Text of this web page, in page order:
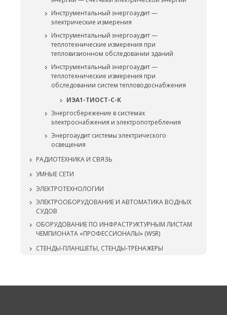
Инструментальный энергоаудит —
электрические измерения
Инструментальный энергоаудит —
теплотехнические измерения при
тепловизионном обследовании зданий
Инструментальный энергоаудит —
теплотехнические измерения при
обследовании систем тепловодоснабжения
ИЭА1-ТИОСТ-С-К
Энергосбережение в системах
электроснабжения и электропотребления
Энергоаудит системы электрического
освещения
РАДИОТЕХНИКА И СВЯЗЬ
УМНЫЕ СЕТИ
ЭЛЕКТРОТЕХНОЛОГИИ
ЭЛЕКТРООБОРУДОВАНИЕ И АВТОМАТИКА ВОДНЫХ
СУДОВ
ОБОРУДОВАНИЕ ПО ИНФРАСТРУКТУРНЫМ ЛИСТАМ
ЧЕМПИОНАТА «ПРОФЕССИОНАЛЫ» (WSR)
СТЕНДЫ-ПЛАНШЕТЫ, СТЕНДЫ-ТРЕНАЖЕРЫ